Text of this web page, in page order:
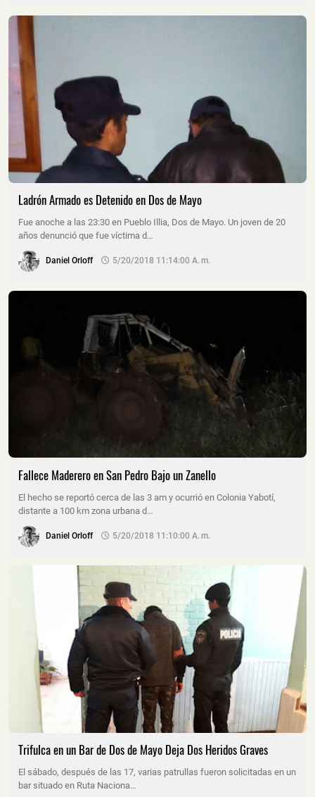
Ladrón Armado es Detenido en Dos de Mayo
Fue anoche a las 23:30 en Pueblo Illia, Dos de Mayo. Un joven de 20
años denunció que fue víctima d…
Daniel Orloff 5/20/2018 11:14:00 A. M.
Fallece Maderero en San Pedro Bajo un Zanello
El hecho se reportó cerca de las 3 am y ocurrió en Colonia Yabotí,
distante a 100 km zona urbana d…
Daniel Orloff 5/20/2018 11:10:00 A. M.
Trifulca en un Bar de Dos de Mayo Deja Dos Heridos Graves
El sábado, después de las 17, varias patrullas fueron solicitadas en un
bar situado en Ruta Naciona…